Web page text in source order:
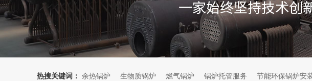
热搜关键词： 余热锅炉 生物质锅炉 燃气锅炉 锅炉托管服务 节能环保锅炉安